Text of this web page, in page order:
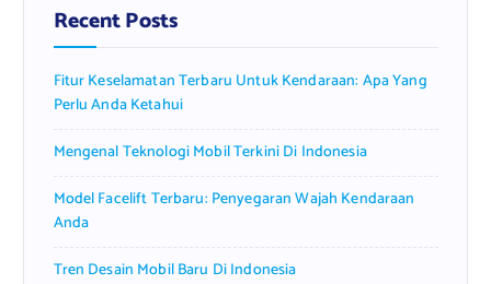
f
o
:
Recent Posts
Fitur Keselamatan Terbaru Untuk Kendaraan: Apa Yang
Perlu Anda Ketahui
Mengenal Teknologi Mobil Terkini Di Indonesia
Model Facelift Terbaru: Penyegaran Wajah Kendaraan
Anda
Tren Desain Mobil Baru Di Indonesia